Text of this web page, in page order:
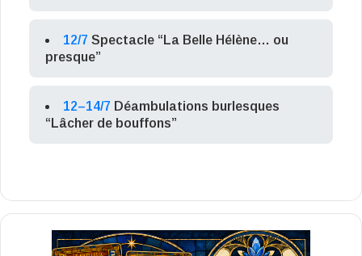
12/7 Spectacle “La Belle Hélène… ou
presque”
12–14/7 Déambulations burlesques
“Lâcher de bouffons”